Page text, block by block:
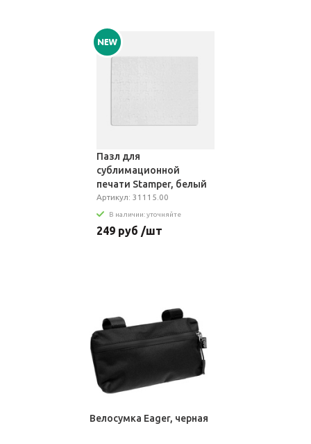
Пазл для
сублимационной
печати Stamper, белый
Артикул: 31115.00
В наличии: уточняйте
249 руб /шт
Велосумка Eager, черная